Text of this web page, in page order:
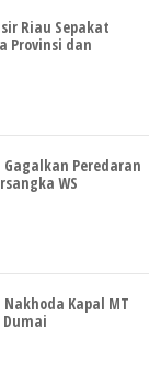
Riau Sepakat
Provinsi dan
Peredaran
WS
Nakhoda Kapal MT